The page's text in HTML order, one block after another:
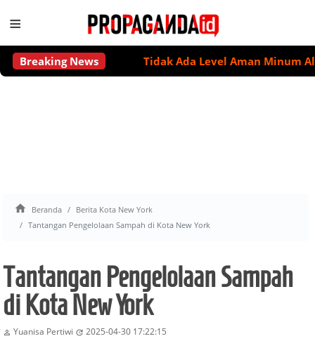
≡
Breaking News Tidak Ada Level Aman Minum
 Beranda
Berita Kota New York
Tantangan Pengelolaan Sampah di Kota New York
Tantangan Pengelolaan Sampah
di Kota New York
 Yuanisa Pertiwi  2025-04-30 17:22:15